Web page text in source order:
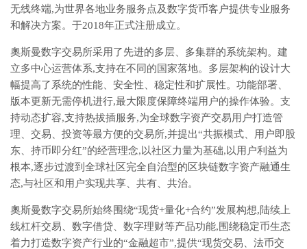
无线终端,为世界各地业务服务点及数字货币客户提供专业服务
和解决方案。于2018年正式注册成立。
奧斯曼数字交易所采用了先进的多层、多集群的系统架构。建
立多中心运营体系,支持在不同的国家落地。多层架构的设计大
幅提高了系统的性能、安全性、稳定性和扩展性。功能部署、
版本更新无需停机进行,最大限度保障终端用户的操作体验。支
持动态扩容,支持热拔插服务,为全球数字资产交易用户打造管
理、交易、投资等最方便的交易所,并提出“共振模式、用户即股
东、持币即分红”的经营理念,以社区力量为基础,以用户利益为
根本,逐步过渡到全球社区完全自治型的区块链数字资产融通生
态,与社区和用户实现共享、共有、共治。
奧斯曼数字交易所始终围绕“现货+量化+合约”发展构想,陆续上
线杠杆交易、数字借贷、数字理财等产品功能,围绕稳定币生态
着力打造数字资产行业的“金融超市”,提供“现货交易、法币交